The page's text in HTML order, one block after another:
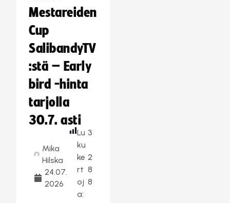
Mestareiden
Cup
SalibandyTV
:stä – Early
bird -hinta
tarjolla
30.7. asti
Mika
Hilska
24.07.
2026
Lu
ku
ke
rt
oj
a:
3
2
8
8